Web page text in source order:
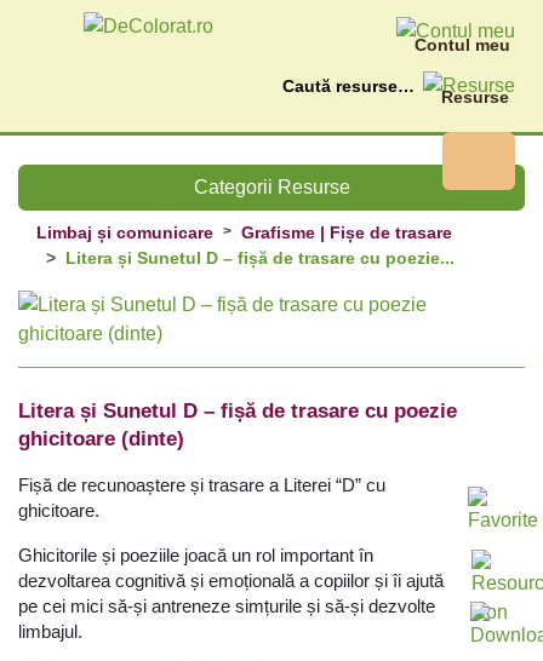
Contul meu
Resurse
Caută
Categorii Resurse
Limbaj și comunicare
Grafisme | Fișe de trasare
Litera și Sunetul D – fișă de trasare cu poezie...
Litera și Sunetul D – fișă de trasare cu poezie
ghicitoare (dinte)
Fișă de recunoaștere și trasare a Literei “D” cu
ghicitoare.
Ghicitorile și poeziile joacă un rol important în
dezvoltarea cognitivă și emoțională a copiilor și îi ajută
pe cei mici să-și antreneze simțurile și să-și dezvolte
limbajul.